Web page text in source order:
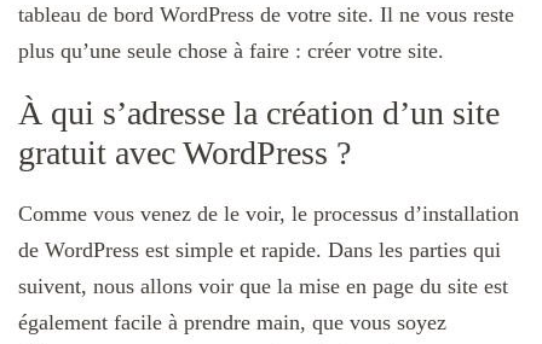
tableau de bord WordPress de votre site. Il ne vous reste
plus qu’une seule chose à faire : créer votre site.
À qui s’adresse la création d’un site
gratuit avec WordPress ?
Comme vous venez de le voir, le processus d’installation
de WordPress est simple et rapide. Dans les parties qui
suivent, nous allons voir que la mise en page du site est
également facile à prendre main, que vous soyez